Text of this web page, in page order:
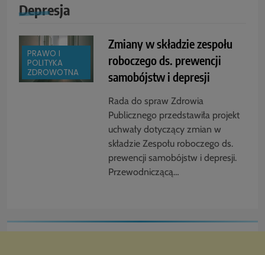
Depresja
PRAWO I
POLITYKA
ZDROWOTNA
Zmiany w składzie zespołu
roboczego ds. prewencji
samobójstw i depresji
Rada do spraw Zdrowia
Publicznego przedstawiła projekt
uchwały dotyczący zmian w
składzie Zespołu roboczego ds.
prewencji samobójstw i depresji.
Przewodniczącą…